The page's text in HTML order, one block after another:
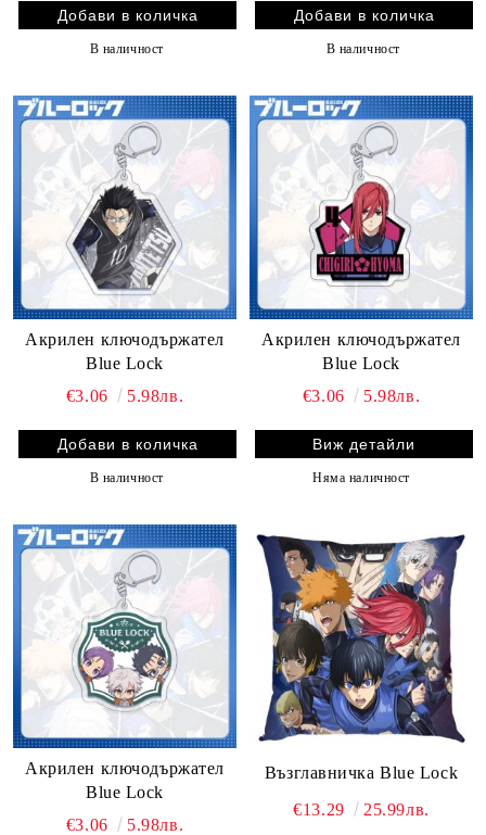
В наличност В наличност
Акрилен ключодържател
Blue Lock
€3.06
5.98лв.
В наличност
Акрилен ключодържател
Blue Lock
€3.06
5.98лв.
Виж детайли
Няма наличност
Акрилен ключодържател
Blue Lock
€3.06
5.98лв.
Възглавничка Blue Lock
€13.29 25.99лв.